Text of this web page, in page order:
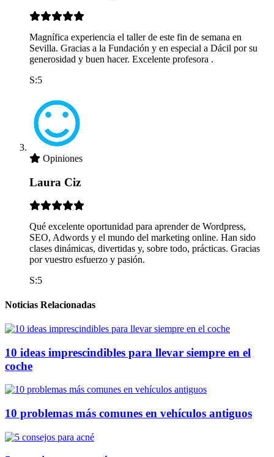
Magnífica experiencia el taller de este fin de semana en
Sevilla. Gracias a la Fundación y en especial a Dácil por su
generosidad y buen hacer. Excelente profesora .
S:5
Opiniones
Laura Ciz
Qué excelente oportunidad para aprender de Wordpress,
SEO, Adwords y el mundo del marketing online. Han sido
clases dinámicas, divertidas y, sobre todo, prácticas. Gracias
por vuestro esfuerzo y pasión.
S:5
Noticias Relacionadas
10 ideas imprescindibles para llevar siempre en el
coche
10 problemas más comunes en vehículos antiguos